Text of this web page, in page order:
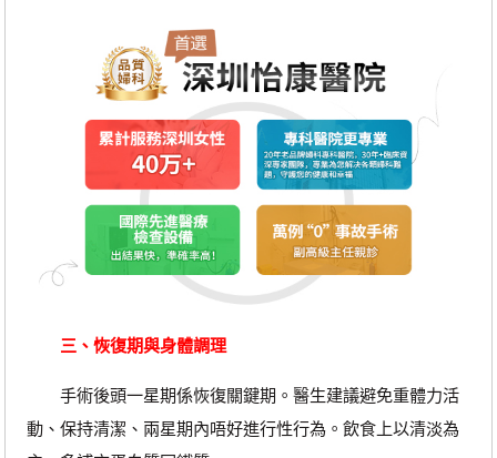
三、恢復期與身體調理
手術後頭一星期係恢復關鍵期。醫生建議避免重體力活
動、保持清潔、兩星期內唔好進行性行為。飲食上以清淡為